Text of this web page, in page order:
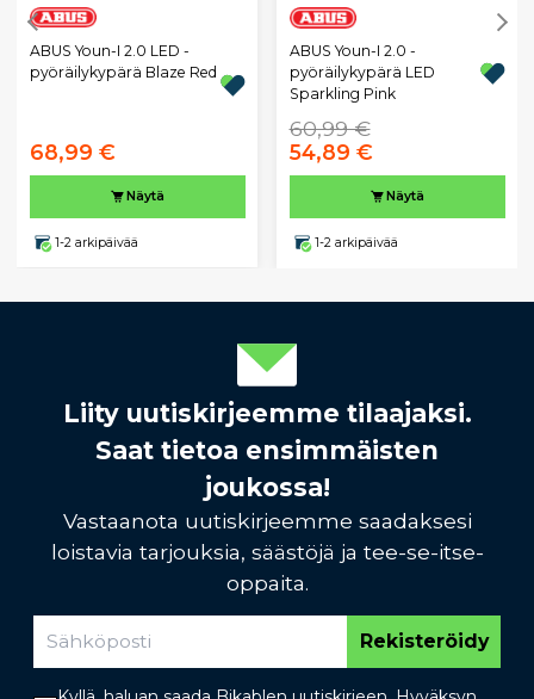
ABUS Youn-I 2.0 LED -
pyöräilykypärä Blaze Red
68,99 €
Näytä
1-2 arkipäivää
ABUS Youn-I 2.0 -
pyöräilykypärä LED
Sparkling Pink
60,99 €
54,89 €
Näytä
1-2 arkipäivää
Liity uutiskirjeemme tilaajaksi.
Saat tietoa ensimmäisten
joukossa!
Vastaanota uutiskirjeemme saadaksesi
loistavia tarjouksia, säästöjä ja tee-se-itse-
oppaita.
Rekisteröidy